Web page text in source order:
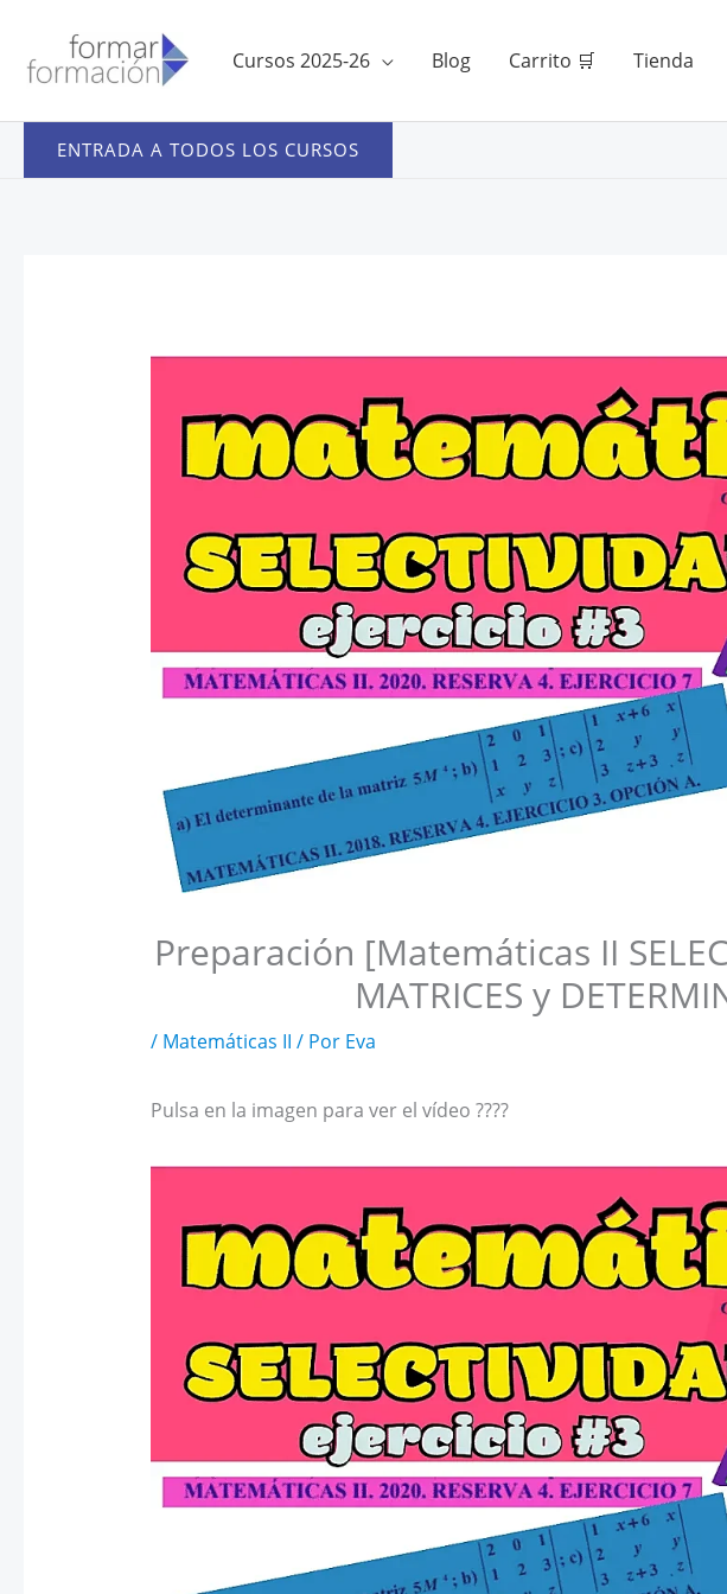
contenido
Cursos 2025-26 Blog Carrito 🛒 Tienda
ENTRADA A TODOS LOS CURSOS
Preparación [Matemáticas II
MATRICES y
/ Matemáticas II / Por Eva
Pulsa en la imagen para ver el vídeo ????